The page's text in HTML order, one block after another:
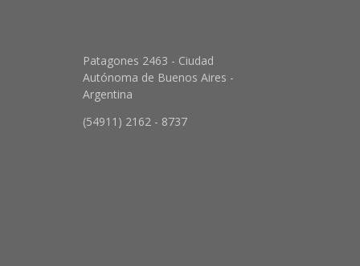
Patagones 2463 - Ciudad
Autónoma de Buenos Aires -
Argentina
(54911) 2162 - 8737